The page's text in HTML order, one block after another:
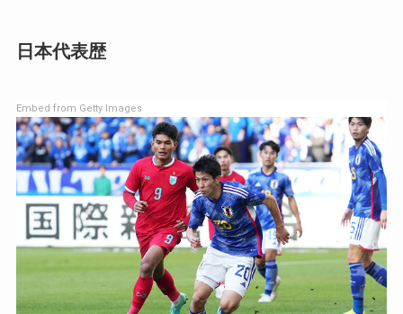
日本代表歴
Embed from Getty Images